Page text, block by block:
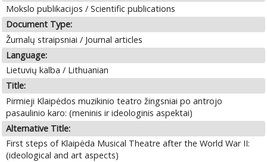
Mokslo publikacijos / Scientific publications
Document Type:
Žurnalų straipsniai / Journal articles
Language:
Lietuvių kalba / Lithuanian
Title:
Pirmieji Klaipėdos muzikinio teatro žingsniai po antrojo
pasaulinio karo: (meninis ir ideologinis aspektai)
Alternative Title:
First steps of Klaipėda Musical Theatre after the World War II:
(ideological and art aspects)